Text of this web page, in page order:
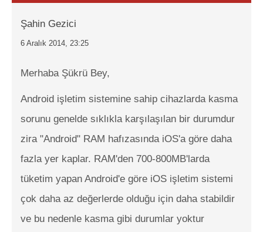
Şahin Gezici
6 Aralık 2014, 23:25
Merhaba Şükrü Bey,
Android işletim sistemine sahip cihazlarda kasma
sorunu genelde sıklıkla karşılaşılan bir durumdur
zira "Android" RAM hafızasında iOS'a göre daha
fazla yer kaplar. RAM'den 700-800MB'larda
tüketim yapan Android'e göre iOS işletim sistemi
çok daha az değerlerde olduğu için daha stabildir
ve bu nedenle kasma gibi durumlar yoktur